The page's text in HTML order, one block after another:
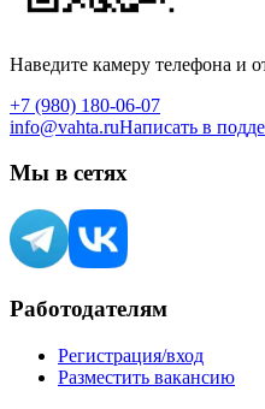
Наведите камеру телефона и
+7 (980) 180-06-07
info@vahta.ruНаписать в
Мы в сетях
Работодателям
Регистрация/вход
Разместить вакансию